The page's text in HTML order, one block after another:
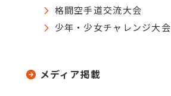
格闘空手道交流大会
少年・少女チャレンジ大会
メディア掲載